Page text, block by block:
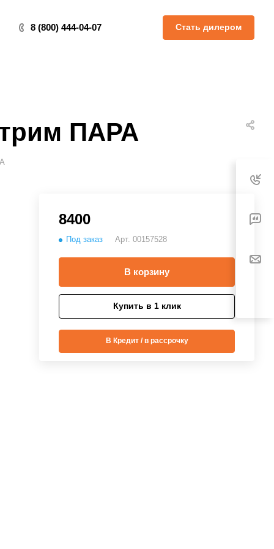
8 (800) 444-04-07 Стать дилером
ПАРА
8400
Под заказ Арт. 00157528
В корзину
Купить в 1 клик
В Кредит / в рассрочку